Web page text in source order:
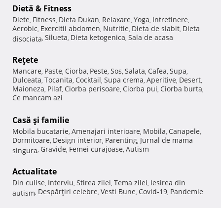
Dietă & Fitness
Diete, Fitness, Dieta Dukan, Relaxare, Yoga, Intretinere,
Aerobic, Exercitii abdomen, Nutritie, Dieta de slabit, Dieta
disociata, Silueta, Dieta ketogenica, Sala de acasa
Reţete
Mancare, Paste, Ciorba, Peste, Sos, Salata, Cafea, Supa,
Dulceata, Tocanita, Cocktail, Supa crema, Aperitive, Desert,
Maioneza, Pilaf, Ciorba perisoare, Ciorba pui, Ciorba burta,
Ce mancam azi
Casă şi familie
Mobila bucatarie, Amenajari interioare, Mobila, Canapele,
Dormitoare, Design interior, Parenting, Jurnal de mama
singura, Gravide, Femei curajoase, Autism
Actualitate
Din culise, Interviu, Stirea zilei, Tema zilei, Iesirea din
autism, Despărţiri celebre, Vesti Bune, Covid-19, Pandemie